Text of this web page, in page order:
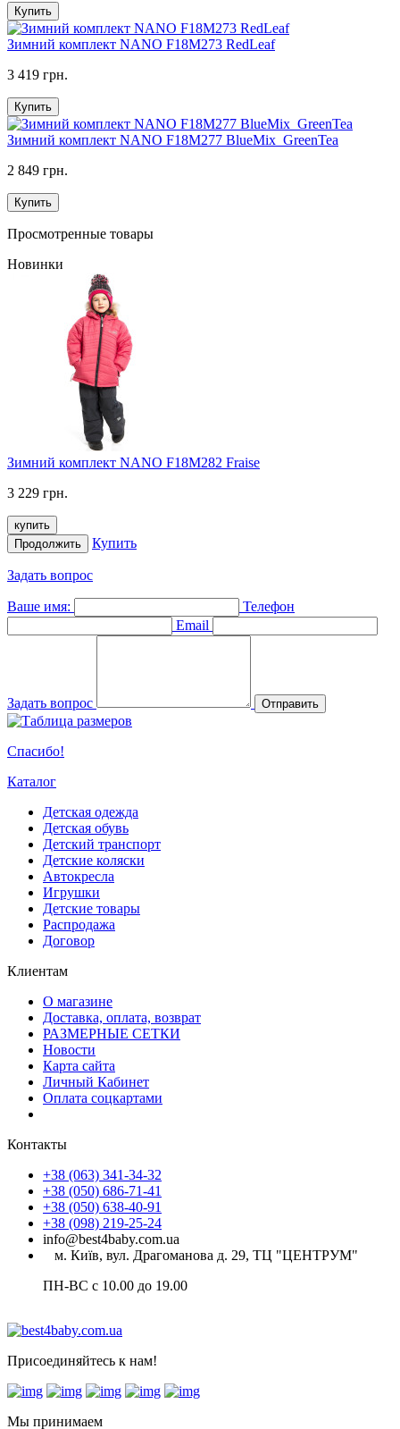
Купить
Зимний комплект NANO F18M273 RedLeaf
3 419 грн.
Купить
Зимний комплект NANO F18M277 BlueMix_GreenTea
2 849 грн.
Купить
Просмотренные товары
Новинки
Зимний комплект NANO F18M282 Fraise
3 229 грн.
купить
Продолжить
Купить
Задать вопрос
Ваше имя:
Телефон
Email
Задать вопрос Отправить
Спасибо!
Каталог
Детская одежда
Детская обувь
Детский транспорт
Детские коляски
Автокресла
Игрушки
Детские товары
Распродажа
Договор
Клиентам
О магазине
Доставка, оплата, возврат
РАЗМЕРНЫЕ СЕТКИ
Новости
Карта сайта
Личный Кабинет
Оплата соцкартами
Контакты
+38 (063) 341-34-32
+38 (050) 686-71-41
+38 (050) 638-40-91
+38 (098) 219-25-24
info@best4baby.com.ua
м. Київ, вул. Драгоманова д. 29, ТЦ "ЦЕНТРУМ"
ПН-ВС с 10.00 до 19.00
Присоединяйтесь к нам!
Мы принимаем